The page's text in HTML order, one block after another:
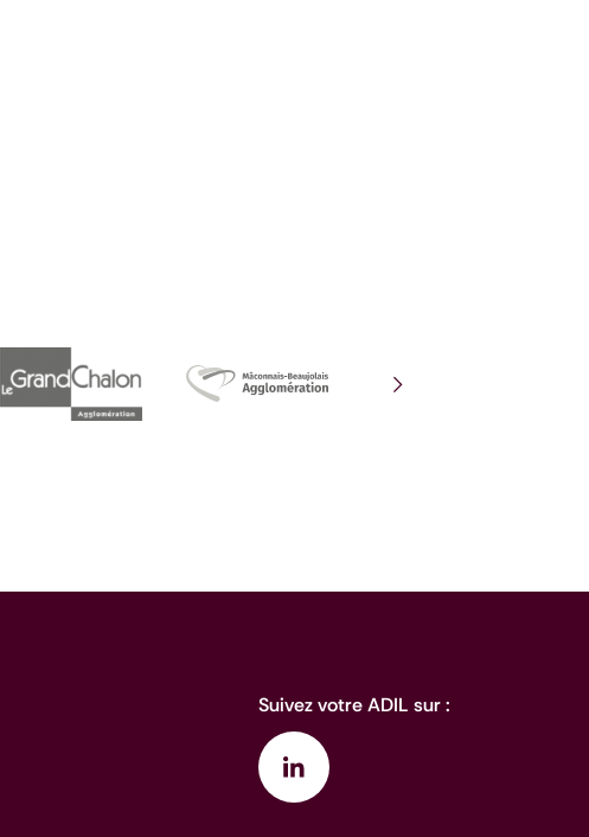
Voir la diapositive
Suivez votre ADIL sur :